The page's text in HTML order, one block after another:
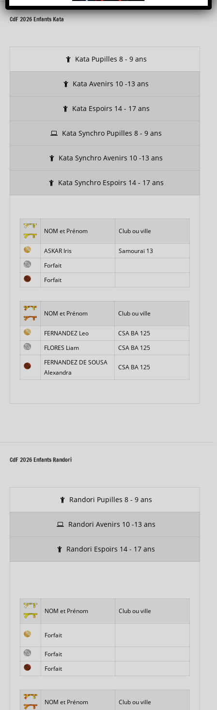
CdF 2026 Enfants Kata
Kata Pupilles 8 - 9 ans
Kata Avenirs 10 -13 ans
Kata Espoirs 14 - 17 ans
Kata Synchro Pupilles 8 - 9 ans
Kata Synchro Avenirs 10 -13 ans
Kata Synchro Espoirs 14 - 17 ans
NOM et Prénom Club ou ville
ASKAR Iris
Samouraï 13
Forfait
Forfait
NOM et Prénom Club ou ville
FERNANDEZ Leo
CSA BA 125
FLORES Liam
CSA BA 125
FERNANDEZ DE SOUSA
Alexandra
CSA BA 125
CdF 2026 Enfants Randori
Randori Pupilles 8 - 9 ans
Randori Avenirs 10 -13 ans
Randori Espoirs 14 - 17 ans
NOM et Prénom Club ou ville
Forfait
Forfait
Forfait
NOM et Prénom Club ou ville